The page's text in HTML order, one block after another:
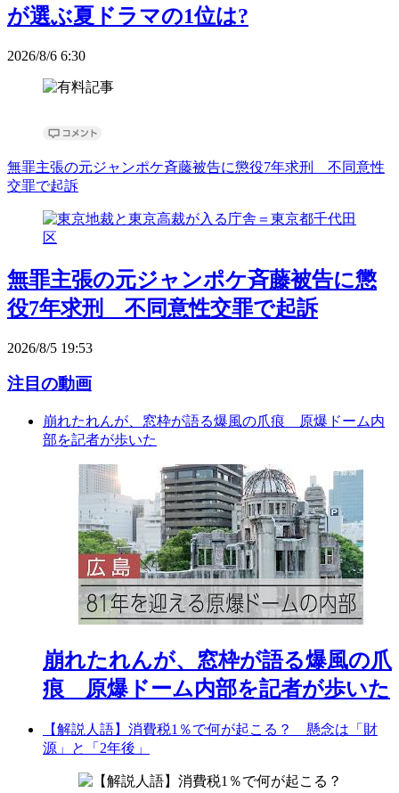
が選ぶ夏ドラマの1位は?
2026/8/6 6:30
無罪主張の元ジャンポケ斉藤被告に懲役7年求刑 不同意性
交罪で起訴
無罪主張の元ジャンポケ斉藤被告に懲
役7年求刑 不同意性交罪で起訴
2026/8/5 19:53
注目の動画
崩れたれんが、窓枠が語る爆風の爪痕 原爆ドーム内
部を記者が歩いた
崩れたれんが、窓枠が語る爆風の爪
痕 原爆ドーム内部を記者が歩いた
【解説人語】消費税1％で何が起こる？ 懸念は「財
源」と「2年後」